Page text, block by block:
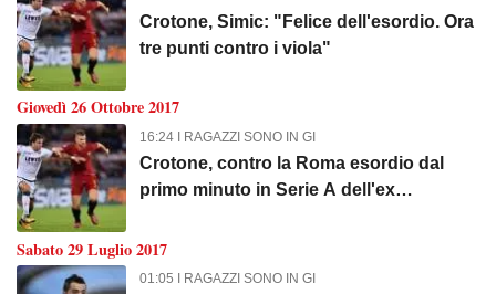
Crotone, Simic: "Felice dell'esordio. Ora
tre punti contro i viola"
Giovedì 26 Ottobre 2017
16:24 I RAGAZZI SONO IN GI
Crotone, contro la Roma esordio dal
primo minuto in Serie A dell'ex
Sabato 29 Luglio 2017
01:05 I RAGAZZI SONO IN GI